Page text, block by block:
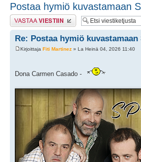
Postaa hymiö kuvastamaan
Lähetä vastaus
Re: Postaa hymiö
Kirjoittaja Fiti Martinez » La Heinä 04, 2026 11:40
Dona Carmen Casado -